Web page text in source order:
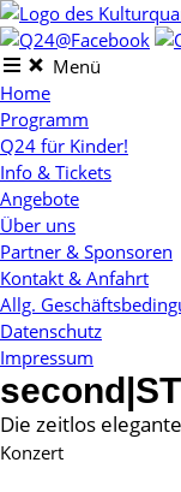
Skip
to
contentMenü
Home
Programm
Q24 für Kinder!
Info & Tickets
Angebote
Über uns
Partner & Sponsoren
Kontakt & Anfahrt
Allg.
Datenschutz
Impressum
Die zeitlos
Konzert